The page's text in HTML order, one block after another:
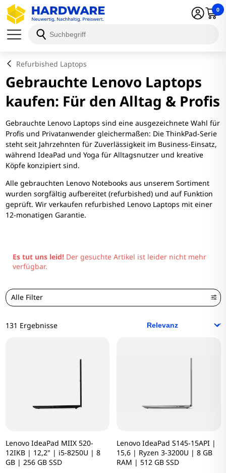
0
Refurbished Laptops
Gebrauchte Lenovo Laptops
kaufen: Für den Alltag & Profis
Gebrauchte Lenovo Laptops sind eine ausgezeichnete Wahl für
Profis und Privatanwender gleichermaßen: Die ThinkPad-Serie
steht seit Jahrzehnten für Zuverlässigkeit im Business-Einsatz,
während IdeaPad und Yoga für Alltagsnutzer und kreative
Köpfe konzipiert sind.
Alle gebrauchten Lenovo Notebooks aus unserem Sortiment
wurden sorgfältig aufbereitet (refurbished) und auf Funktion
geprüft. Wir verkaufen refurbished Lenovo Laptops mit einer
12-monatigen Garantie.
Es tut uns leid!Der gesuchte Artikel ist leider nicht mehr
verfügbar.
Alle Filter
131 Ergebnisse
Lenovo IdeaPad MIIX 520-
12IKB | 12,2" | i5-8250U | 8
GB | 256 GB SSD
Lenovo IdeaPad S145-15API |
15,6 | Ryzen 3-3200U | 8 GB
RAM | 512 GB SSD